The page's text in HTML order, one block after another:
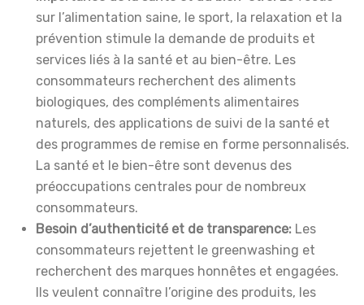
sur l’alimentation saine, le sport, la relaxation et la
prévention stimule la demande de produits et
services liés à la santé et au bien-être. Les
consommateurs recherchent des aliments
biologiques, des compléments alimentaires
naturels, des applications de suivi de la santé et
des programmes de remise en forme personnalisés.
La santé et le bien-être sont devenus des
préoccupations centrales pour de nombreux
consommateurs.
Besoin d’authenticité et de transparence: Les
consommateurs rejettent le greenwashing et
recherchent des marques honnêtes et engagées.
Ils veulent connaître l’origine des produits, les